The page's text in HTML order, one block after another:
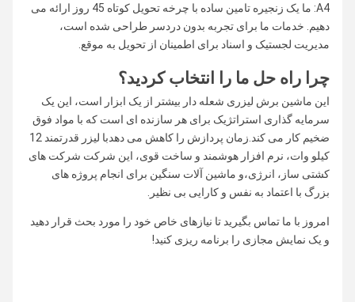
A4: ما یک زنجیره تامین ساده با چرخه تحویل کوتاه 45 روز ارائه می
دهیم. خدمات ما برای تجربه بدون دردسر طراحی شده است،
مدیریت لجستیک و اسناد برای اطمینان از تحویل به موقع.
چرا راه حل ما را انتخاب کردید؟
این ماشین برش لیزری شعله دار بیشتر از یک ابزار است، این یک
سرمایه گذاری استراتژیک برای هر سازنده ای است که با مواد فوق
ضخیم کار می کند.زمان پردازش را کاهش می دهدبا لیزر قدرتمند 12
کیلو وات، نرم افزار هوشمند و ساخت قوی، این شرکت شرکت های
کشتی ساز، انرژی،و ماشین آلات سنگین برای انجام پروژه های
بزرگ با اعتماد به نفس و کارایی بی نظیر.
امروز با ما تماس بگیرید تا نیازهای خاص خود را مورد بحث قرار دهید
و یک نمایش مجازی را برنامه ریزی کنید!